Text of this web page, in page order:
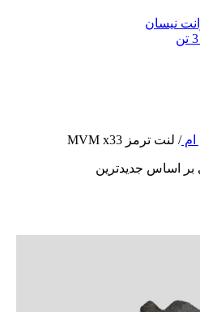
نیسان
ام/ لنت ترمز MVM x33
اساس جدیدترین